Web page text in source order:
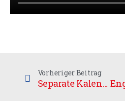
Vorheriger Beitrag
Separate Kalender